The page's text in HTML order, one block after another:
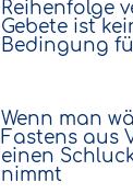
Reihenfolge
Gebete ist
Bedingung
Wenn man
Fastens aus
einen
nimmt